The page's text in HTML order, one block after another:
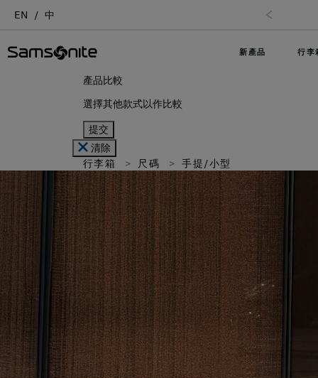
EN 中
新產品 行李
產品比較
選擇其他款式以作比較
提交
清除
行李箱
尺碼 手提/小型